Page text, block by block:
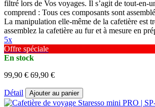
filtré lors de Vos voyages. Il s’agit de tout-en-
comprend : Tous ces composants sont
La manipulation elle-même de la cafetière est
assemblez la cafetière au fur et à mesure en
5x
Offre spéciale
En stock
99,90 € 69,90 €
Détail Ajouter au panier